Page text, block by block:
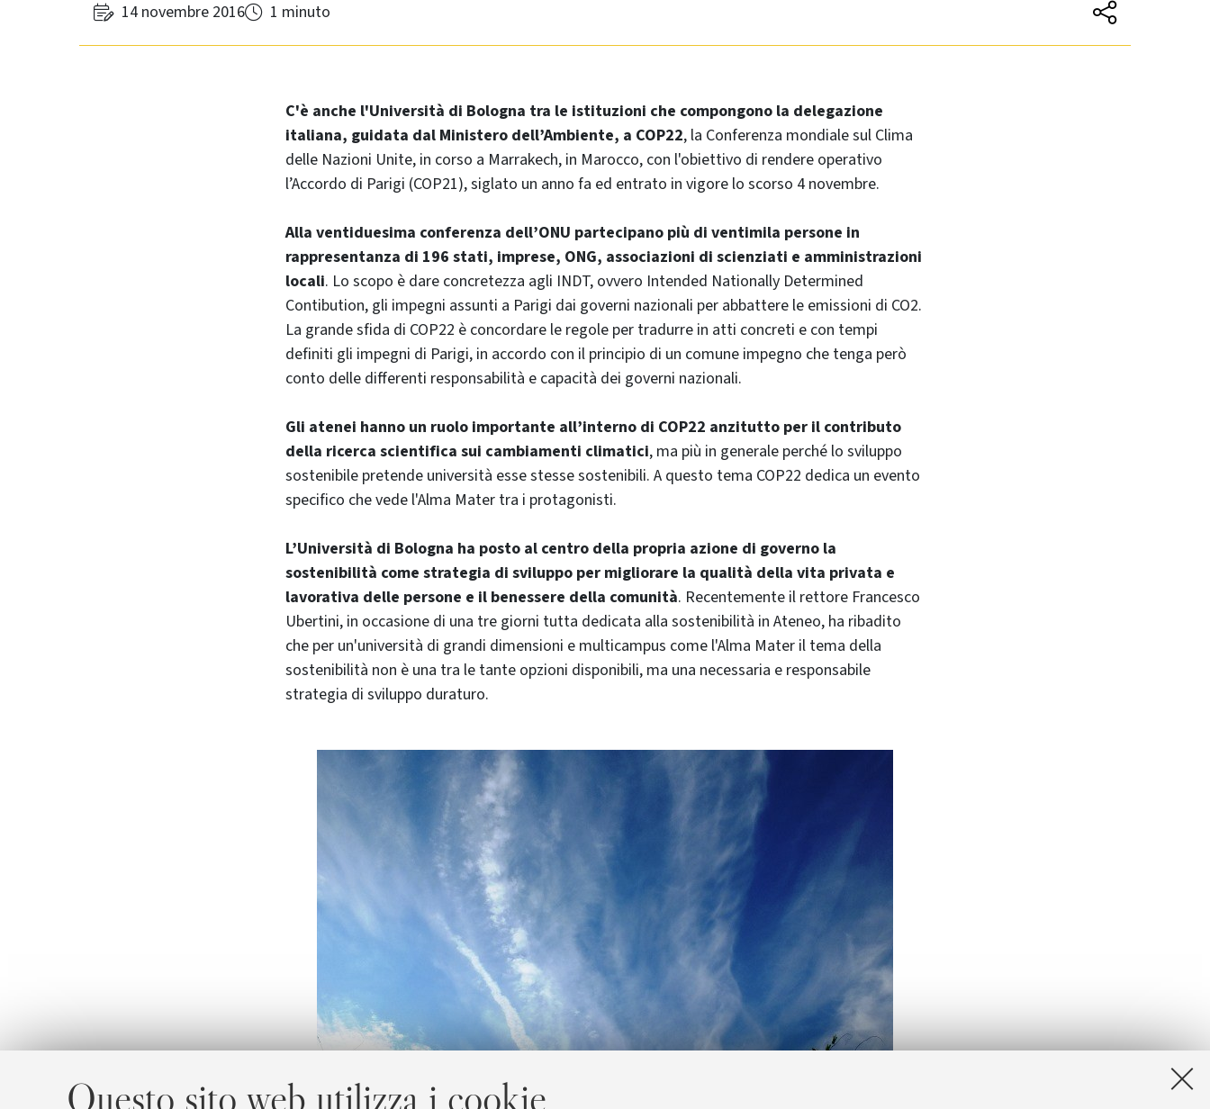
Questo sito web utilizza i cookie
14 novembre 2016 1 minuto
C'è anche l'Università di Bologna tra le istituzioni che compongono la delegazione
italiana, guidata dal Ministero dell’Ambiente, a COP22, la Conferenza mondiale sul Clima
delle Nazioni Unite, in corso a Marrakech, in Marocco, con l'obiettivo di rendere operativo
l’Accordo di Parigi (COP21), siglato un anno fa ed entrato in vigore lo scorso 4 novembre.
Alla ventiduesima conferenza dell’ONU partecipano più di ventimila persone in
rappresentanza di 196 stati, imprese, ONG, associazioni di scienziati e amministrazioni
locali. Lo scopo è dare concretezza agli INDT, ovvero Intended Nationally Determined
Contibution, gli impegni assunti a Parigi dai governi nazionali per abbattere le emissioni di CO2.
La grande sfida di COP22 è concordare le regole per tradurre in atti concreti e con tempi
definiti gli impegni di Parigi, in accordo con il principio di un comune impegno che tenga però
conto delle differenti responsabilità e capacità dei governi nazionali.
Gli atenei hanno un ruolo importante all’interno di COP22 anzitutto per il contributo
della ricerca scientifica sui cambiamenti climatici, ma più in generale perché lo sviluppo
sostenibile pretende università esse stesse sostenibili. A questo tema COP22 dedica un evento
specifico che vede l'Alma Mater tra i protagonisti.
L’Università di Bologna ha posto al centro della propria azione di governo la
sostenibilità come strategia di sviluppo per migliorare la qualità della vita privata e
lavorativa delle persone e il benessere della comunità. Recentemente il rettore Francesco
Ubertini, in occasione di una tre giorni tutta dedicata alla sostenibilità in Ateneo, ha ribadito
che per un'università di grandi dimensioni e multicampus come l'Alma Mater il tema della
sostenibilità non è una tra le tante opzioni disponibili, ma una necessaria e responsabile
strategia di sviluppo duraturo.